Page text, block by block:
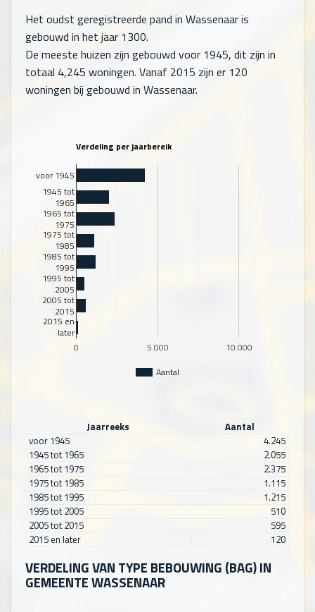
Het oudst geregistreerde pand in Wassenaar is
gebouwd in het jaar 1300.
De meeste huizen zijn gebouwd voor 1945, dit zijn in
totaal 4,245 woningen. Vanaf 2015 zijn er 120
woningen bij gebouwd in Wassenaar.
Verdeling per jaarbereik
Aantal
0 5.000 10.000
voor 1945
1945 tot
1965
1965 tot
1975
1975 tot
1985
1985 tot
1995
1995 tot
2005
2005 tot
2015
2015 en
later
Jaarreeks
Aantal
voor 1945
4.245
1945 tot 1965
2.055
1965 tot 1975
2.375
1975 tot 1985
1.115
1985 tot 1995
1.215
1995 tot 2005
510
2005 tot 2015
595
2015 en later
120
VERDELING VAN TYPE BEBOUWING (BAG) IN
GEMEENTE WASSENAAR